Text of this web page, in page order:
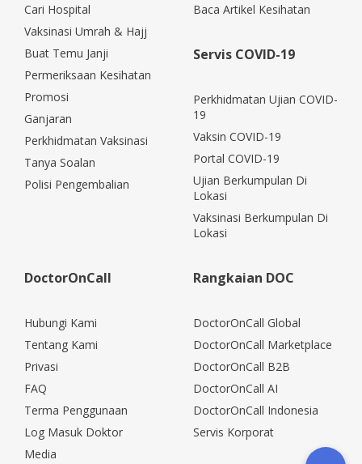
Cari Hospital
Vaksinasi Umrah & Hajj
Buat Temu Janji
Permeriksaan Kesihatan
Promosi
Ganjaran
Perkhidmatan Vaksinasi
Tanya Soalan
Polisi Pengembalian
Baca Artikel Kesihatan
Servis COVID-19
Perkhidmatan Ujian COVID-
19
Vaksin COVID-19
Portal COVID-19
Ujian Berkumpulan Di
Lokasi
Vaksinasi Berkumpulan Di
Lokasi
DoctorOnCall
Hubungi Kami
Tentang Kami
Privasi
FAQ
Terma Penggunaan
Log Masuk Doktor
Media
Rangkaian DOC
DoctorOnCall Global
DoctorOnCall Marketplace
DoctorOnCall B2B
DoctorOnCall AI
DoctorOnCall Indonesia
Servis Korporat